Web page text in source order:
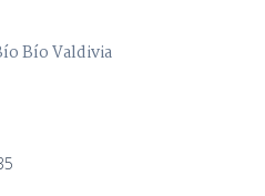
Bío Valdivia